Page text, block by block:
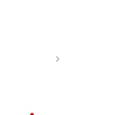
ンス
ルスケア